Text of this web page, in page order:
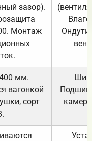
зазор).
Монтаж
мм.
вагонкой
сорт